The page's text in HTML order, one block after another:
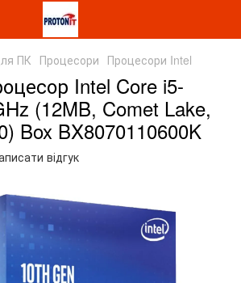
ПК Процесори Процесори Intel
Intel Core i5-
(12MB, Comet Lake,
Box BX8070110600K
відгук